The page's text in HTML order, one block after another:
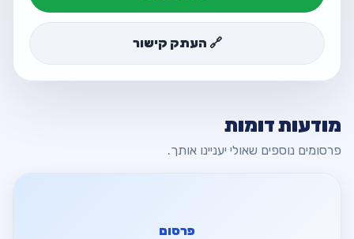
🔗 העתק קישור
מודעות דומות
פרסומים נוספים שאולי יעניינו אותך.
פרסום